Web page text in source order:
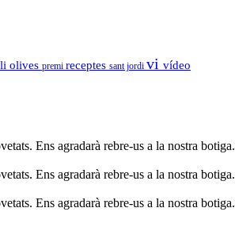
olives premi receptes sant jordi vi vídeo
Ens agradarà rebre-us a la nostra botiga.
Ens agradarà rebre-us a la nostra botiga.
Ens agradarà rebre-us a la nostra botiga.